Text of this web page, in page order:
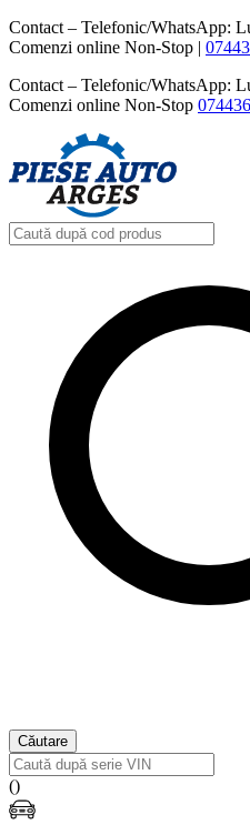
Contact – Telefonic/WhatsApp:
Comenzi online Non-Stop |
Contact – Telefonic/WhatsApp:
Comenzi online Non-Stop
Căutare
()